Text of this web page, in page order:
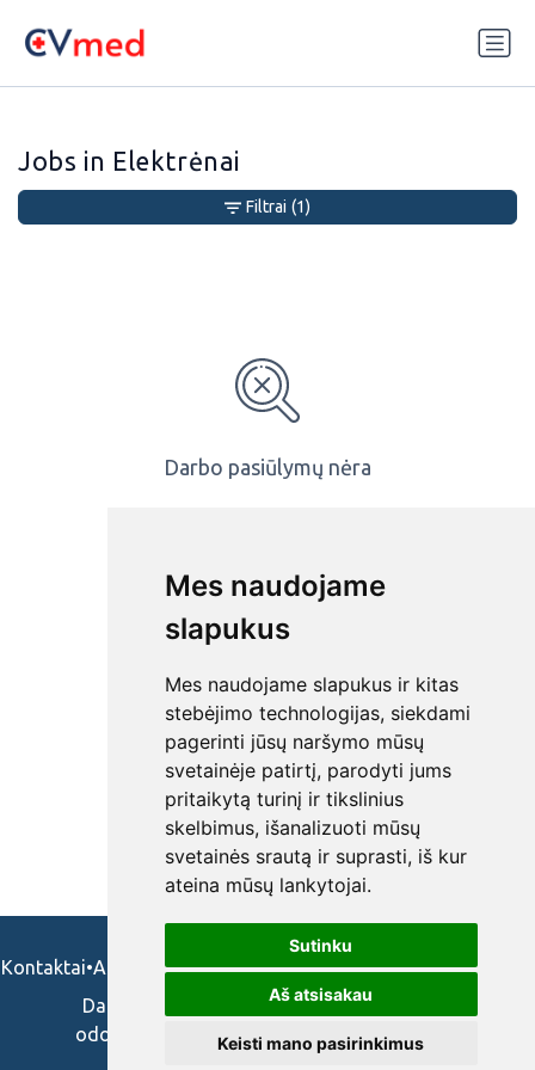
Mes naudojame
slapukus
Mes naudojame slapukus ir kitas
stebėjimo technologijas, siekdami
pagerinti jūsų naršymo mūsų
svetainėje patirtį, parodyti jums
pritaikytą turinį ir tikslinius
skelbimus, išanalizuoti mūsų
svetainės srautą ir suprasti, iš kur
ateina mūsų lankytojai.
Sutinku
Aš atsisakau
Keisti mano pasirinkimus
Jobs in Elektrėnai
Darbo pasiūlymų nėra
Filtrai (1)
Kontaktai•Apie mus•Naudojimosi taisykės•Privatumo politika
Darbo skelbimai ir pasiūlymai: gydytojams,
odontologams, slaugytojams, veterinarams,